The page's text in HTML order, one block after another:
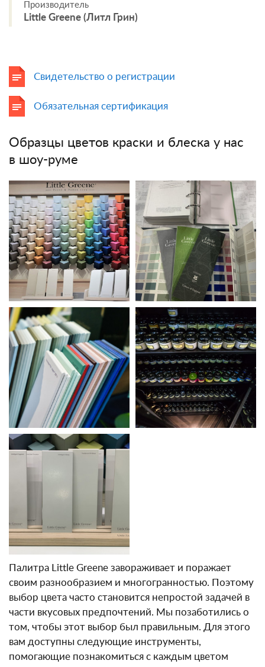
Производитель
Little Greene (Литл Грин)
Свидетельство о регистрации
Обязательная сертификация
Образцы цветов краски и блеска у нас
в шоу-руме
Палитра Little Greene завораживает и поражает
своим разнообразием и многогранностью. Поэтому
выбор цвета часто становится непростой задачей в
части вкусовых предпочтений. Мы позаботились о
том, чтобы этот выбор был правильным. Для этого
вам доступны следующие инструменты,
помогающие познакомиться с каждым цветом